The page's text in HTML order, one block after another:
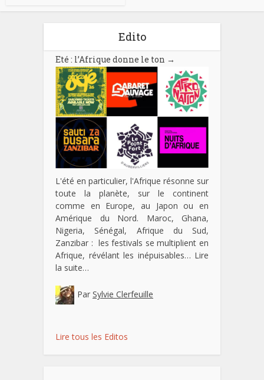
Edito
Eté : l’Afrique donne le ton →
L'été en particulier, l'Afrique résonne sur
toute la planète, sur le continent
comme en Europe, au Japon ou en
Amérique du Nord. Maroc, Ghana,
Nigeria, Sénégal, Afrique du Sud,
Zanzibar : les festivals se multiplient en
Afrique, révélant les inépuisables… Lire
la suite…
Par Sylvie Clerfeuille
Lire tous les Editos